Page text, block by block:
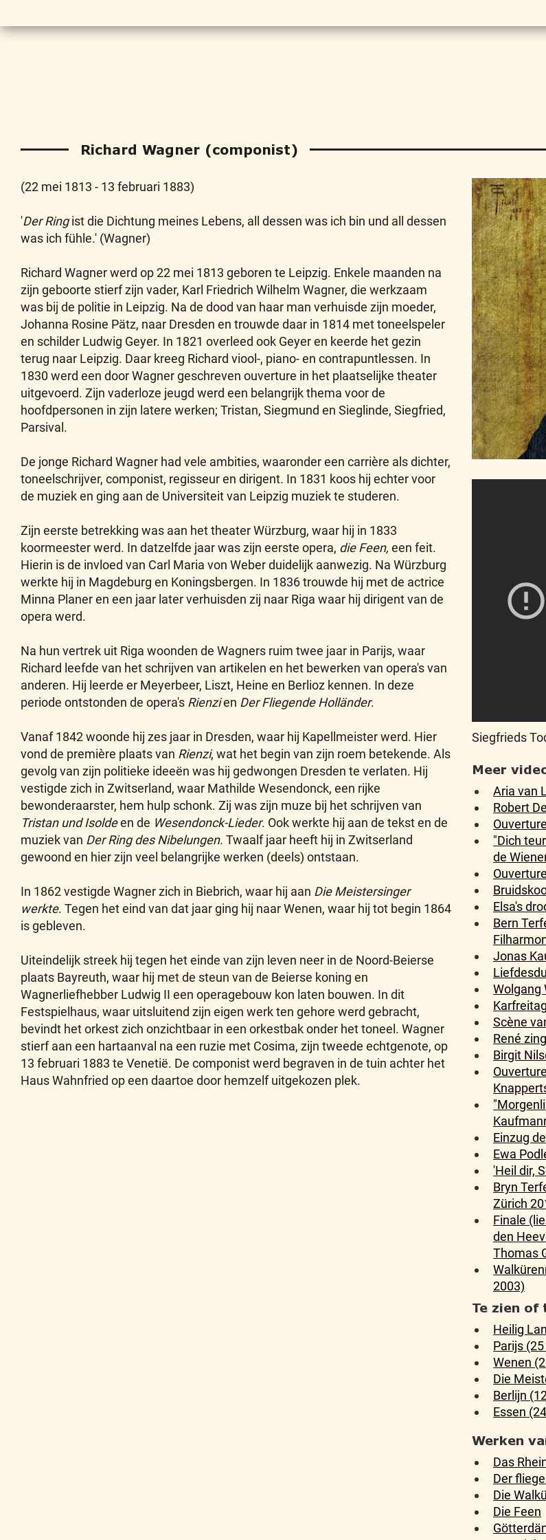
Richard Wagner (componist)
(22 mei 1813 - 13 februari 1883)
'Der Ringist die Dichtung meines Lebens, all dessen was ich bin und all dessen
was ich fühle.' (Wagner)
Richard Wagner werd op 22 mei 1813 geboren te Leipzig. Enkele maanden na
zijn geboorte stierf zijn vader, Karl Friedrich Wilhelm Wagner, die werkzaam
was bij de politie in Leipzig. Na de dood van haar man verhuisde zijn moeder,
Johanna Rosine Pätz, naar Dresden en trouwde daar in 1814 met toneelspeler
en schilder Ludwig Geyer. In 1821 overleed ook Geyer en keerde het gezin
terug naar Leipzig. Daar kreeg Richard viool-, piano- en contrapuntlessen. In
1830 werd een door Wagner geschreven ouverture in het plaatselijke theater
uitgevoerd. Zijn vaderloze jeugd werd een belangrijk thema voor de
hoofdpersonen in zijn latere werken; Tristan, Siegmund en Sieglinde, Siegfried,
Parsival.
De jonge Richard Wagner had vele ambities, waaronder een carrière als dichter,
toneelschrijver, componist, regisseur en dirigent. In 1831 koos hij echter voor
de muziek en ging aan de Universiteit van Leipzig muziek te studeren.
Zijn eerste betrekking was aan het theater Würzburg, waar hij in 1833
koormeester werd. In datzelfde jaar was zijn eerste opera, die Feen, een feit.
Hierin is de invloed van Carl Maria von Weber duidelijk aanwezig. Na Würzburg
werkte hij in Magdeburg en Koningsbergen. In 1836 trouwde hij met de actrice
Minna Planer en een jaar later verhuisden zij naar Riga waar hij dirigent van de
opera werd.
Na hun vertrek uit Riga woonden de Wagners ruim twee jaar in Parijs, waar
Richard leefde van het schrijven van artikelen en het bewerken van opera's van
anderen. Hij leerde er Meyerbeer, Liszt, Heine en Berlioz kennen. In deze
periode ontstonden de opera's Rienzien Der Fliegende Holländer.
Vanaf 1842 woonde hij zes jaar in Dresden, waar hij Kapellmeister werd. Hier
vond de première plaats van Rienzi, wat het begin van zijn roem betekende. Als
gevolg van zijn politieke ideeën was hij gedwongen Dresden te verlaten. Hij
vestigde zich in Zwitserland, waar Mathilde Wesendonck, een rijke
bewonderaarster, hem hulp schonk. Zij was zijn muze bij het schrijven van
Tristan und Isoldeen de Wesendonck-Lieder. Ook werkte hij aan de tekst en de
muziek van Der Ring des Nibelungen. Twaalf jaar heeft hij in Zwitserland
gewoond en hier zijn veel belangrijke werken (deels) ontstaan.
In 1862 vestigde Wagner zich in Biebrich, waar hij aan Die Meistersinger
werkte. Tegen het eind van dat jaar ging hij naar Wenen, waar hij tot begin 1864
is gebleven.
Uiteindelijk streek hij tegen het einde van zijn leven neer in de Noord-Beierse
plaats Bayreuth, waar hij met de steun van de Beierse koning en
Wagnerliefhebber Ludwig II een operagebouw kon laten bouwen. In dit
Festspielhaus, waar uitsluitend zijn eigen werk ten gehore werd gebracht,
bevindt het orkest zich onzichtbaar in een orkestbak onder het toneel. Wagner
stierf aan een hartaanval na een ruzie met Cosima, zijn tweede echtgenote, op
13 februari 1883 te Venetië. De componist werd begraven in de tuin achter het
Haus Wahnfried op een daartoe door hemzelf uitgekozen plek.
Siegfrieds
Meer
Aria van
Robert
Ouverture
"Dich
de
Ouverture
Elsa's
Bern
Jonas
Wolgang
Scène
René
Birgit
Einzug
Ewa
'Heil dir,
Bryn
Zürich
Finale
den
Thomas
2003)
Te zien of
Heilig
Parijs
Wenen
Die
Berlijn
Essen
Werken
Das
Der
Die
Die Feen